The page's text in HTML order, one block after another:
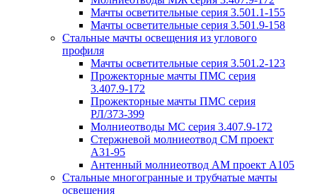
Мачты осветительные серия 3.501.1-155
Мачты осветительные серия 3.501.9-158
Стальные мачты освещения из углового
профиля
Мачты осветительные серия 3.501.2-123
Прожекторные мачты ПМС серия
3.407.9-172
Прожекторные мачты ПМС серия
РЛ/373-399
Молниеотводы МС серия 3.407.9-172
Стержневой молниеотвод СМ проект
А31-95
Антенный молниеотвод АМ проект А105
Стальные многогранные и трубчатые мачты
освещения